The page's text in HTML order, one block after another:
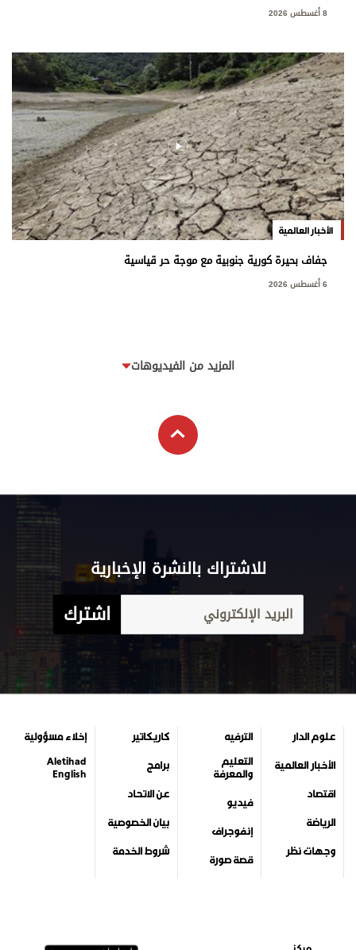
8 أغسطس 2026
الأخبار العالمية
جفاف بحيرة كورية جنوبية مع موجة حر قياسية
6 أغسطس 2026
المزيد من الفيديوهات
للاشتراك بالنشرة الإخبارية
اشترك
علوم الدار
الأخبار العالمية
اقتصاد
الرياضة
وجهات نظر
الترفيه
التعليم
والمعرفة
فيديو
إنفوجراف
قصة صورة
كاريكاتير
برامج
عن الاتحاد
بيان الخصوصية
شروط الخدمة
إخلاء مسؤولية
Aletihad
English